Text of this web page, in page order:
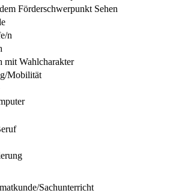
Förderschwerpunkt Sehen
n
mit Wahlcharakter
Mobilität
Sachunterricht